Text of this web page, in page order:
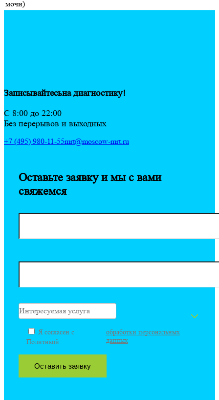
мочи)
Записывайтесьна диагностику!
C 8:00 до 22:00
Без перерывов и выходных
+7 (495) 980-11-55mrt@moscow-mrt.ru
Оставьте заявку и мы с вами
свяжемся
Интересуемая услуга
Я согласен с
Политикой
обработки персональных
данных